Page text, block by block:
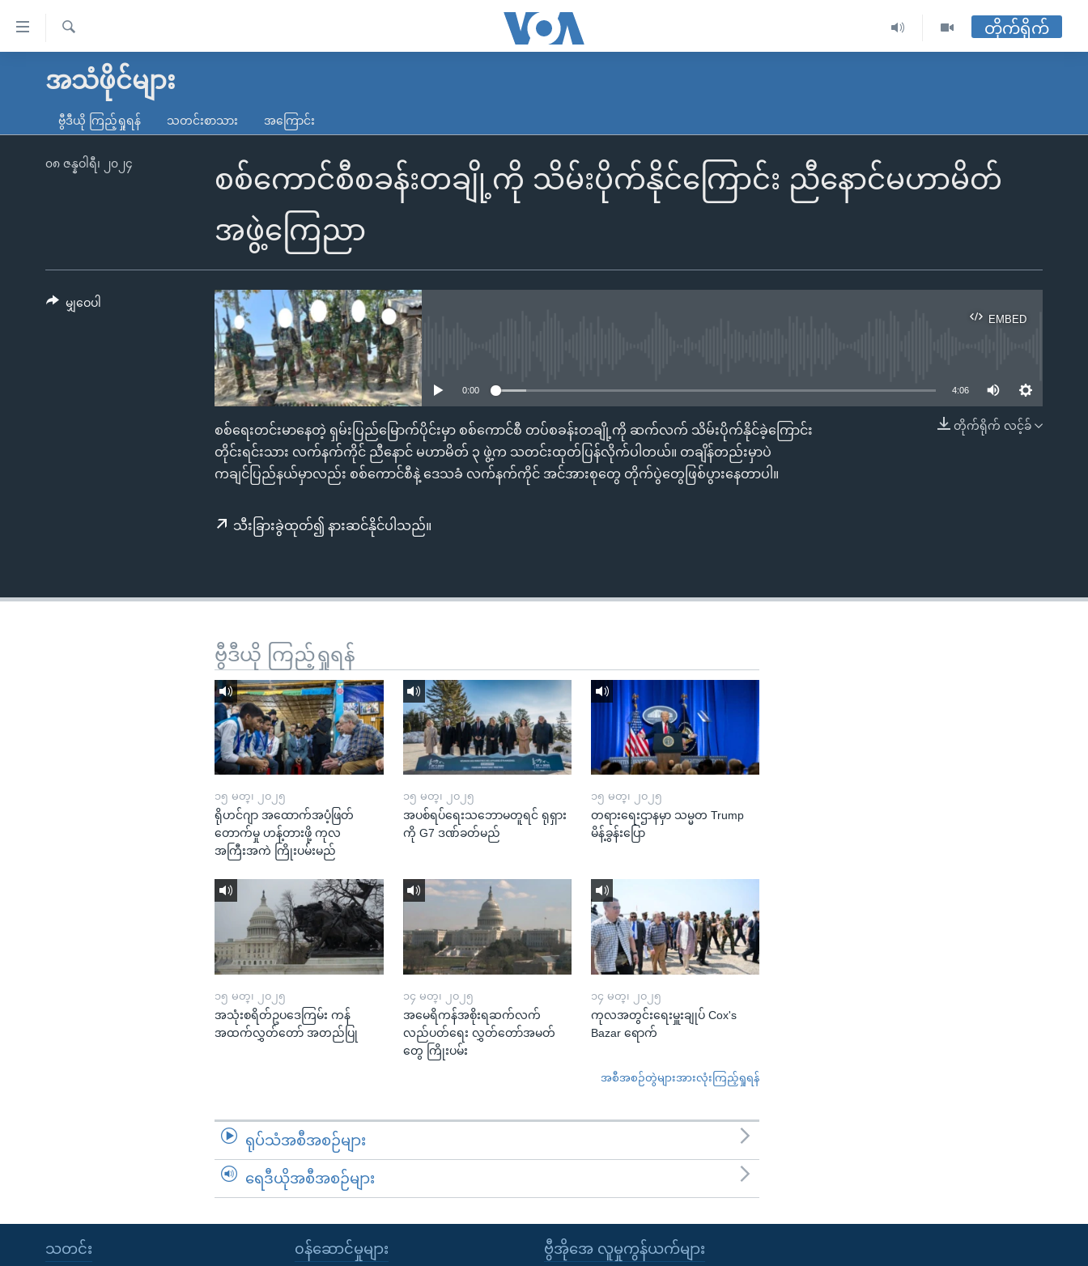
လွယ်ကူ
သည့်
မူလစာမျက်နှာ
ကမ္ဘာ့သတင်းများ
နိုင်ငံတကာ
မကြေးမုံရဲ့ အင်္ဂလိပ်စာ
ရေဒီယို
ရေဒီယိုနှင့်ရုပ်သံ အချက်အလက်များ
ရ
တိုက်ရိုက်
အသံဖိုင်များ
ဗွီဒီယို ကြည့်ရှုရန် သတင်းစာသား အကြောင်း
စစ်ကောင်စီစခန်းတချို့ကို သိမ်းပိုက်နိုင်ကြောင်း ညီနောင်မဟာမိတ်
အဖွဲ့ကြေညာ
၀၈ ဇန္နဝါရီ၊ ၂၀၂၄
EMBED
EMBED
0:00 4:06
တိုက်ရိုက် လင့်ခ်
စစ်ရေးတင်းမာနေတဲ့ ရှမ်းပြည်မြောက်ပိုင်းမှာ စစ်ကောင်စီ တပ်စခန်းတချို့ကို ဆက်လက် သိမ်းပိုက်နိုင်ခဲ့ကြောင်း
တိုင်းရင်းသား လက်နက်ကိုင် ညီနောင် မဟာမိတ် ၃ ဖွဲ့က သတင်းထုတ်ပြန်လိုက်ပါတယ်။ တချိန်တည်းမှာပဲ
ကချင်ပြည်နယ်မှာလည်း စစ်ကောင်စီနဲ့ ဒေသခံ လက်နက်ကိုင် အင်အားစုတွေ တိုက်ပွဲတွေဖြစ်ပွားနေတာပါ။
သီးခြားခွဲထုတ်၍ နားဆင်နိုင်ပါသည်။
မျှဝေပါ
ဗွီဒီယို ကြည့်ရှုရန်
၁၅ မတ္၊ ၂၀၂၅
ရိုဟင်ဂျာ အထောက်အပံ့ဖြတ်
တောက်မှု ဟန့်တားဖို့ ကုလ
အကြီးအကဲ ကြိုးပမ်းမည်
၁၅ မတ္၊ ၂၀၂၅
အပစ်ရပ်ရေးသဘောမတူရင် ရုရှား
ကို G7 ဒဏ်ခတ်မည်
၁၅ မတ္၊ ၂၀၂၅
တရားရေးဌာနမှာ သမ္မတ Trump
မိန့်ခွန်းပြော
၁၅ မတ္၊ ၂၀၂၅
အသုံးစရိတ်ဥပဒေကြမ်း ကန်
အထက်လွှတ်တော် အတည်ပြု
၁၄ မတ္၊ ၂၀၂၅
အမေရိကန်အစိုးရဆက်လက်
လည်ပတ်ရေး လွှတ်တော်အမတ်
တွေ ကြိုးပမ်း
၁၄ မတ္၊ ၂၀၂၅
ကုလအတွင်းရေးမှူးချုပ် Cox's
Bazar ရောက်
အစီအစဉ်တွဲများအားလုံးကြည့်ရှုရန်
ရုပ်သံအစီအစဉ်များ
ရေဒီယိုအစီအစဉ်များ
ဗွီအိုအေ လူမှုကွန်ယက်များ
သတင်း ၀န်ဆောင်မှုများ